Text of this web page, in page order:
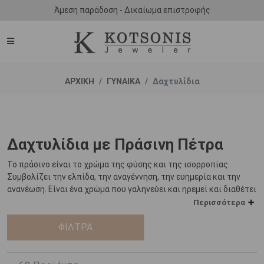
Άμεση παράδοση - Δικαίωμα επιστροφής
ΑΡΧΙΚΗ ΓΥΝΑΙΚΑ Δαχτυλίδια
Δαχτυλίδια με Πράσινη Πέτρα
Το πράσινο είναι το χρώμα της φύσης και της ισορροπίας.
Συμβολίζει την ελπίδα, την αναγέννηση, την ευημερία και την
ανανέωση. Είναι ένα χρώμα που γαληνεύει και ηρεμεί και διαθέτει
μια ιδιαίτερα κατευναστική ιδιότητα, καθώς φέρνει μια
δυναμική ισορροπία ανάμεσα στο κίτρινο και το μπλε.
Ταδαχτυλίδια με πράσινη πέτρα, είναι δημιουργίες που
Περισσότερα
ΦΙΛΤΡΑ